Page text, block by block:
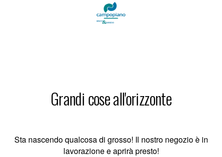
Grandi cose all'orizzonte
Sta nascendo qualcosa di grosso! Il nostro negozio è in
lavorazione e aprirà presto!